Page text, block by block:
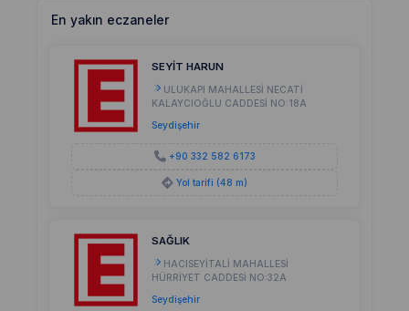
En yakın eczaneler
SEYİT HARUN
ULUKAPI MAHALLESİ NECATİ
KALAYCIOĞLU CADDESİ NO:18A
Seydişehir
+90 332 582 6173
Yol tarifi (48 m)
SAĞLIK
HACISEYİTALİ MAHALLESİ
HÜRRİYET CADDESİ NO:32A
Seydişehir